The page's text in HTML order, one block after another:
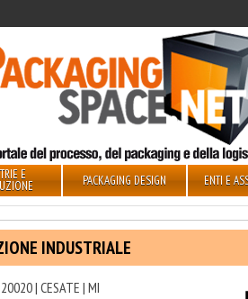
E PACKAGING DESIGN ENTI E
INDUSTRIALE
| CESATE | MI